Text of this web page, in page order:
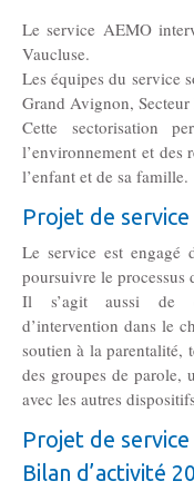
Le service AEMO
Vaucluse.
Les équipes du service
Grand Avignon,
Cette sectorisation
l’environnement et des
l’enfant et de sa famille.
Projet de service
Le service est engagé
poursuivre le processus
Il s’agit aussi de
d’intervention dans le
soutien à la parentalité,
des groupes de parole,
avec les autres
Projet de
Bilan d’activité